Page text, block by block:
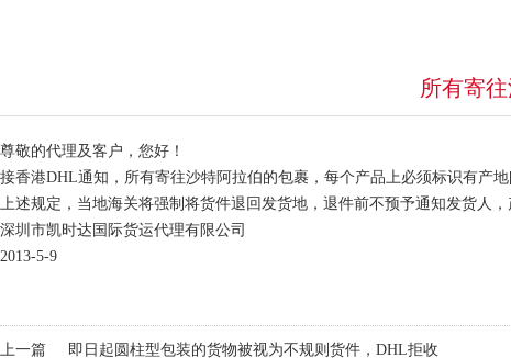
所有寄
尊敬的代理及客户，您好！
接香港DHL通知，所有寄往沙特阿拉伯的包裹，每个产品上必须标识有产
上述规定，当地海关将强制将货件退回发货地，退件前不预予通知发货人
深圳市凯时达国际货运代理有限公司
2013-5-9
上一篇
即日起圆柱型包装的货物被视为不规则货件，DHL拒收